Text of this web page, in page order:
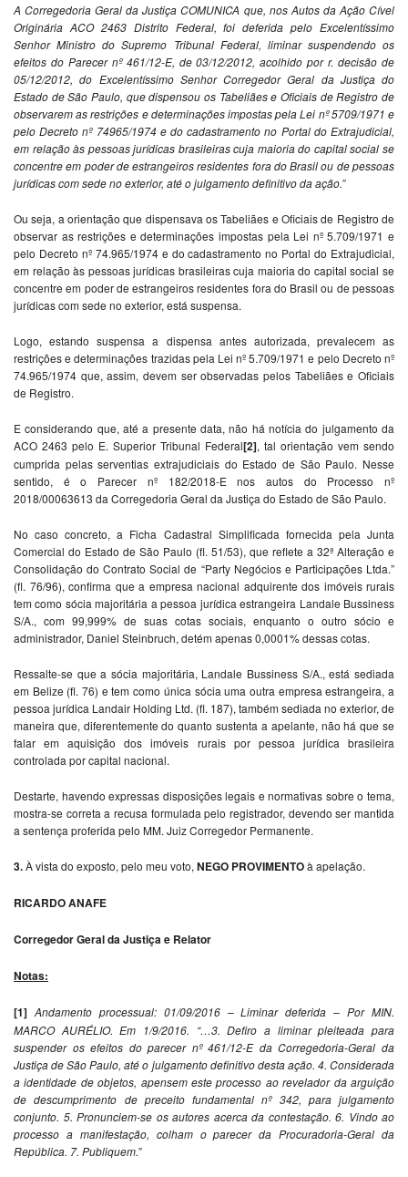
A Corregedoria Geral da Justiça COMUNICA que, nos Autos da Ação Cível
Originária ACO 2463 Distrito Federal, foi deferida pelo Excelentíssimo
Senhor Ministro do Supremo Tribunal Federal, liminar suspendendo os
efeitos do Parecer nº 461/12-E, de 03/12/2012, acolhido por r. decisão de
05/12/2012, do Excelentíssimo Senhor Corregedor Geral da Justiça do
Estado de São Paulo, que dispensou os Tabeliães e Oficiais de Registro de
observarem as restrições e determinações impostas pela Lei nº 5709/1971 e
pelo Decreto nº 74965/1974 e do cadastramento no Portal do Extrajudicial,
em relação às pessoas jurídicas brasileiras cuja maioria do capital social se
concentre em poder de estrangeiros residentes fora do Brasil ou de pessoas
jurídicas com sede no exterior, até o julgamento definitivo da ação.”
Ou seja, a orientação que dispensava os Tabeliães e Oficiais de Registro de
observar as restrições e determinações impostas pela Lei nº 5.709/1971 e
pelo Decreto nº 74.965/1974 e do cadastramento no Portal do Extrajudicial,
em relação às pessoas jurídicas brasileiras cuja maioria do capital social se
concentre em poder de estrangeiros residentes fora do Brasil ou de pessoas
jurídicas com sede no exterior, está suspensa.
Logo, estando suspensa a dispensa antes autorizada, prevalecem as
restrições e determinações trazidas pela Lei nº 5.709/1971 e pelo Decreto nº
74.965/1974 que, assim, devem ser observadas pelos Tabeliães e Oficiais
de Registro.
E considerando que, até a presente data, não há notícia do julgamento da
ACO 2463 pelo E. Superior Tribunal Federal[2], tal orientação vem sendo
cumprida pelas serventias extrajudiciais do Estado de São Paulo. Nesse
sentido, é o Parecer nº 182/2018-E nos autos do Processo nº
2018/00063613 da Corregedoria Geral da Justiça do Estado de São Paulo.
No caso concreto, a Ficha Cadastral Simplificada fornecida pela Junta
Comercial do Estado de São Paulo (fl. 51/53), que reflete a 32ª Alteração e
Consolidação do Contrato Social de “Party Negócios e Participações Ltda.”
(fl. 76/96), confirma que a empresa nacional adquirente dos imóveis rurais
tem como sócia majoritária a pessoa jurídica estrangeira Landale Bussiness
S/A., com 99,999% de suas cotas sociais, enquanto o outro sócio e
administrador, Daniel Steinbruch, detém apenas 0,0001% dessas cotas.
Ressalte-se que a sócia majoritária, Landale Bussiness S/A., está sediada
em Belize (fl. 76) e tem como única sócia uma outra empresa estrangeira, a
pessoa jurídica Landair Holding Ltd. (fl. 187), também sediada no exterior, de
maneira que, diferentemente do quanto sustenta a apelante, não há que se
falar em aquisição dos imóveis rurais por pessoa jurídica brasileira
controlada por capital nacional.
Destarte, havendo expressas disposições legais e normativas sobre o tema,
mostra-se correta a recusa formulada pelo registrador, devendo ser mantida
a sentença proferida pelo MM. Juiz Corregedor Permanente.
3.À vista do exposto, pelo meu voto, NEGO PROVIMENTOà apelação.
RICARDO ANAFE
Corregedor Geral da Justiça e Relator
Notas:
[1] Andamento processual: 01/09/2016 – Liminar deferida – Por MIN.
MARCO AURÉLIO. Em 1/9/2016. “…3. Defiro a liminar pleiteada para
suspender os efeitos do parecer nº 461/12-E da Corregedoria-Geral da
Justiça de São Paulo, até o julgamento definitivo desta ação. 4. Considerada
a identidade de objetos, apensem este processo ao revelador da arguição
de descumprimento de preceito fundamental nº 342, para julgamento
conjunto. 5. Pronunciem-se os autores acerca da contestação. 6. Vindo ao
processo a manifestação, colham o parecer da Procuradoria-Geral da
República. 7. Publiquem.”